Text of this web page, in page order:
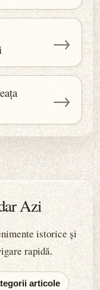
→
→
Azi
istorice și
rapidă.
articole